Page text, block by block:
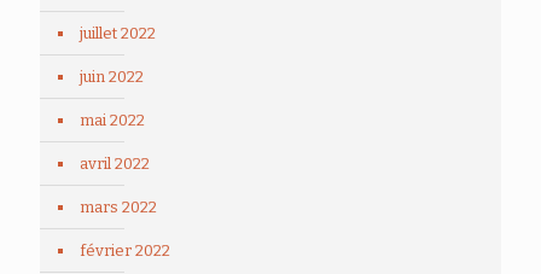
juillet 2022
juin 2022
mai 2022
avril 2022
mars 2022
février 2022